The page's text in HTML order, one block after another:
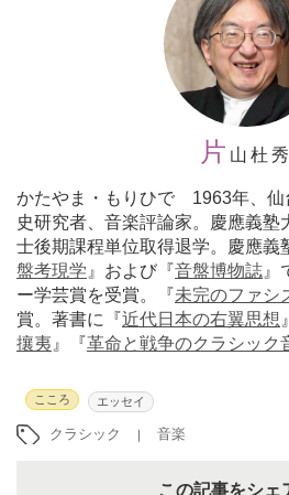
片 山杜秀
かたやま・もりひで 1963年、仙
史研究者、音楽評論家。慶應義塾
士後期課程単位取得退学。慶應義
盤考現学 』および『音盤博物誌 』
ー学芸賞を受賞。『未完のファシ
賞。著書に『近代日本の右翼思想
攘夷 』『革命と戦争のクラシック
こころ エッセイ
クラシック 音楽
この記事をシェ